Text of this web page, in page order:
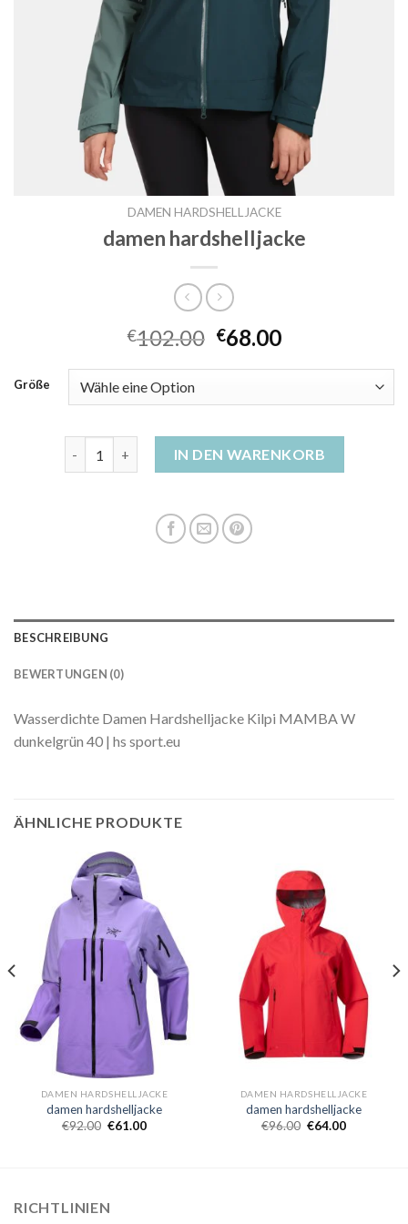
DAMEN HARDSHELLJACKE
damen hardshelljacke
€102.00 €68.00
Größe
IN DEN WARENKORB
BESCHREIBUNG
BEWERTUNGEN (0)
Wasserdichte Damen Hardshelljacke Kilpi MAMBA W
dunkelgrün 40 | hs sport.eu
ÄHNLICHE PRODUKTE
DAMEN HARDSHELLJACKE
damen hardshelljacke
€92.00 €61.00
DAMEN HARDSHELLJACKE
damen hardshelljacke
€96.00 €64.00
RICHTLINIEN